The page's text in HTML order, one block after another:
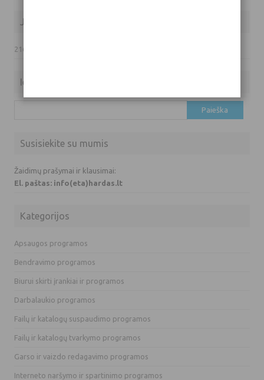
Jūsų IP adresas
216.73.217.78
Ieškoti
Susisiekite su mumis
Žaidimų prašymai ir klausimai:
El. paštas: info(eta)hardas.lt
Kategorijos
Apsaugos programos
Bendravimo programos
Biurui skirti įrankiai ir programos
Darbalaukio programos
Failų ir katalogų suspaudimo programos
Failų ir katalogų tvarkymo programos
Garso ir vaizdo redagavimo programos
Interneto naršymo ir spartinimo programos